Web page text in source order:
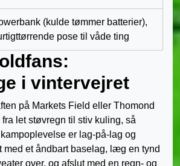
(kulde tømmer batterier),
pose til våde ting
i vintervejret
på Markets Field eller Thomond
fra let støvregn til stiv kuling, så
er lag-på-lag og
et åndbart baselag, læg en tynd
over, og afslut med en regn- og